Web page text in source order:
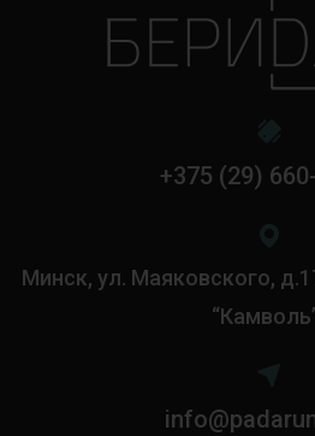
+375 (29)
Минск, ул. Маяковского,